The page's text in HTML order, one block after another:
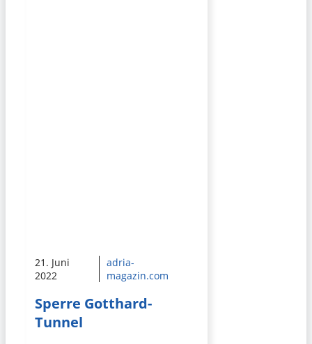
21. Juni
2022
adria-
magazin.com
Sperre Gotthard-
Tunnel